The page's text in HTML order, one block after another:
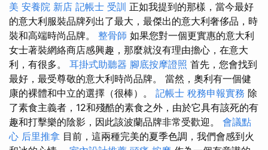
美 安養院 新店 記帳士 受訓 正如我提到的那樣，當今最好
的意大利服裝品牌列出了最大，最傑出的意大利奢侈品，時
裝和高端時尚品牌。 整骨師 如果您對一個更實惠的意大利
女士著裝網絡商店感興趣，那麼就沒有理由擔心，在意大
利，有很多。 耳掛式助聽器 腳底按摩證照 首先，您會找到
最好，最受尊敬的意大利時尚品牌。 當然，奧利有一個健
康的裸體和中立的選擇（很棒）。 記帳士 稅務申報實務 除
了素食主義者，12和殘酷的素食之外，由於它具有該死的有
趣和打擊樂的陰影，因此該波蘭品牌非常受歡迎。 會議點
心 后里推拿 目前，這兩種完美的夏季色調，我們會感到火